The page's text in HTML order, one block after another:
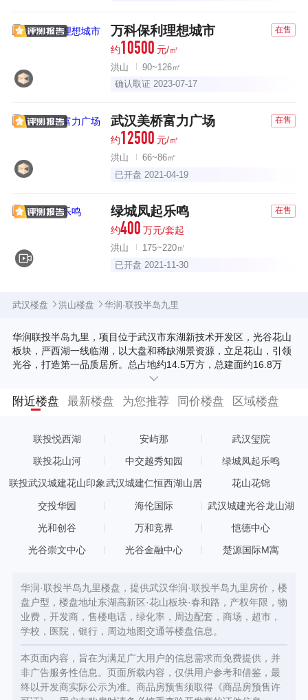
万科保利理想城市 在售
约10500 元/㎡
洪山
90~126㎡
确认取证 2023-07-17
武汉美桥富力广场 在售
约12500 元/㎡
洪山
66~86㎡
已开盘 2021-04-19
绿城凤起乐鸣 在售
约400 万元/套起
洪山
175~220㎡
已开盘 2021-11-30
武汉楼盘 洪山楼盘 华润·联投半岛九里
华润联投半岛九里，项目位于武汉市东湖新技术开发区，光谷花山
板块，严西湖一线临湖，以大盘和稀缺湖景资源，立足花山，引领
光谷，打造第一品质居所。总占地约14.5万方，总建面约16.8万
方，容积率1.16，共1290户，涵盖高层，洋房，别墅，商业等多业
小、华科附中附小等资源，严西湖一线湖景，左邻五星级绿色生态
湖岛生活著立作品。华润九里系列，作为TOP系产品，所到之处，
皆是封面著作。上海外滩九里、海南石梅湾九里，每一个“九里”，
都是一座城市高光。
附近楼盘 最新楼盘 为您推荐 同价楼盘 区域楼盘
联投悦西湖 安屿那 武汉玺院
联投花山河 中交越秀知园 绿城凤起乐鸣
联投武汉城建花山印象武汉城建仁恒西湖山居 花山花锦
交投华园 海伦国际 武汉城建光谷龙山湖
光和创谷 万和竞界 恺德中心
光谷崇文中心 光谷金融中心 楚源国际M寓
华润·联投半岛九里楼盘，提供武汉华润·联投半岛九里房价，楼
盘户型，楼盘地址东湖高新区·花山板块·春和路，产权年限，物
业费，开发商，售楼电话，绿化率，周边配套，商场，超市，
学校，医院，银行，周边地图交通等楼盘信息。
本页面内容，旨在为满足广大用户的信息需求而免费提供，并
非广告服务性信息。页面所载内容，仅供用户参考和借鉴，最
终以开发商实际公示为准。商品房预售须取得《商品房预售许